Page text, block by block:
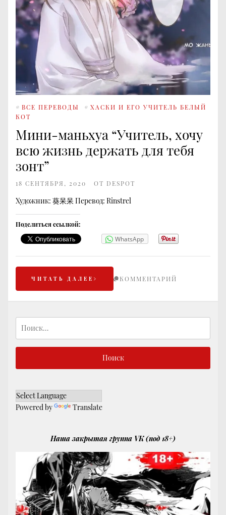
# ВСЕ ПЕРЕВОДЫ # ХАСКИ И ЕГО УЧИТЕЛЬ БЕЛЫЙ
КОТ
Мини-маньхуа “Учитель, хочу
всю жизнь держать для тебя
зонт”
18 СЕНТЯБРЯ, 2020 ОТ DESPOT
Художник: 葵呆呆 Перевод: Rinstrel
Поделиться ссылкой:
WhatsApp
ЧИТАТЬ ДАЛЕЕ КОММЕНТАРИЙ
Powered by Translate
Наша закрытая группа VK (под 18+)